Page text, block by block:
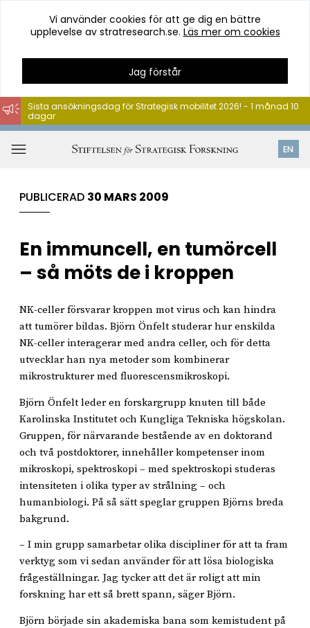
Hoppa
till
innehåll
Vi använder cookies för att ge dig en bättre
upplevelse av stratresearch.se. Läs mer om cookies
Jag förstår
EN
Sista ansökningsdag för Strategisk mobilitet 2026! - 1 månad 10
dagar
PUBLICERAD 30 MARS 2009
En immuncell, en tumörcell
– så möts de i kroppen
NK-celler försvarar kroppen mot virus och kan hindra
att tumörer bildas. Björn Önfelt studerar hur enskilda
NK-celler interagerar med andra celler, och för detta
utvecklar han nya metoder som kombinerar
mikrostrukturer med fluorescensmikroskopi.
Björn Önfelt leder en forskargrupp knuten till både
Karolinska Institutet och Kungliga Tekniska högskolan.
Gruppen, för närvarande bestående av en doktorand
och två postdoktorer, innehåller kompetenser inom
mikroskopi, spektroskopi – med spektroskopi studeras
intensiteten i olika typer av strålning – och
humanbiologi. På så sätt speglar gruppen Björns breda
bakgrund.
– I min grupp samarbetar olika discipliner för att ta fram
verktyg som vi sedan använder för att lösa biologiska
frågeställningar. Jag tycker att det är roligt att min
forskning har ett så brett spann, säger Björn.
Björn började sin akademiska bana som kemistudent på